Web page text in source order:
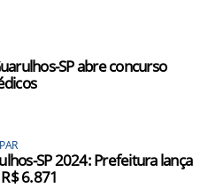
SP abre concurso
SP 2024: Prefeitura lança
6.871